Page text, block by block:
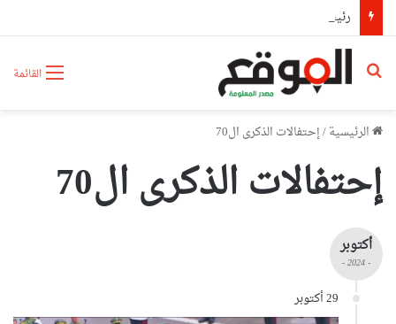
القائمة بحث عن
الرئيسية/إحتفالات الذكرى ال70
إحتفالات الذكرى ال70
أكتوبر
- 2024 -
29 أكتوبر